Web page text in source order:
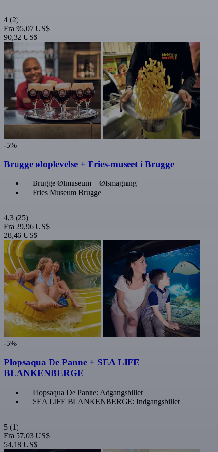
4 (2)
Fra 95,07 US$
90,32 US$
-5%
Brugge øloplevelse + Fries-museet i Brugge
Brugge Ølmuseum + Ølsmagning
Fries Museum Brugge
4,3 (25)
Fra 29,96 US$
28,46 US$
-5%
Plopsaqua De Panne + SEA LIFE
BLANKENBERGE
Plopsaqua De Panne: Adgangsbillet
SEA LIFE BLANKENBERGE: Indgangsbillet
5 (1)
Fra 57,03 US$
54,18 US$